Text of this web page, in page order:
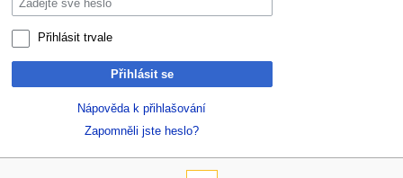
Přihlásit trvale
Přihlásit se
Nápověda k přihlašování
Zapomněli jste heslo?